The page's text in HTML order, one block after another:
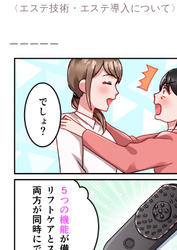
〈エステ技術・エステ導入について〉
ーーーーー